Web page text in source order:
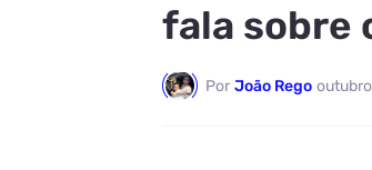
fala sobre
Por João Rego